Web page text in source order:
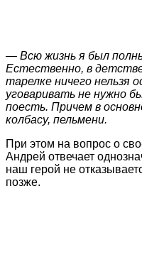
— Всю жизнь я был
Естественно, в
тарелке ничего нельзя
уговаривать не нужно
поесть. Причем в
колбасу, пельмени.
При этом на вопрос о
Андрей отвечает
наш герой не
позже.